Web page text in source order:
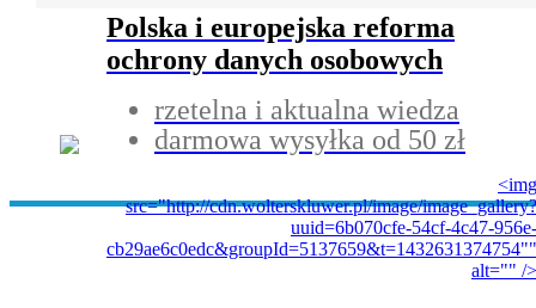
Polska i europejska reforma
ochrony danych osobowych
rzetelna i aktualna wiedza
darmowa wysyłka od 50 zł
<img
src="http://cdn.wolterskluwer.pl/image/image_gallery?
uuid=6b070cfe-54cf-4c47-956e-
cb29ae6c0edc&groupId=5137659&t=1432631374754""
alt="" />